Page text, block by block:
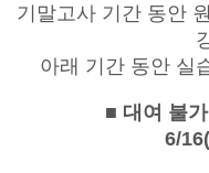
기말고사 기간 동안
아래 기간 동안 실
■ 대여 불
6/